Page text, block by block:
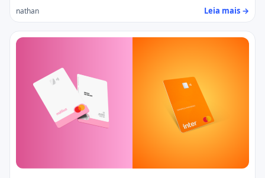
nathan Leia mais →